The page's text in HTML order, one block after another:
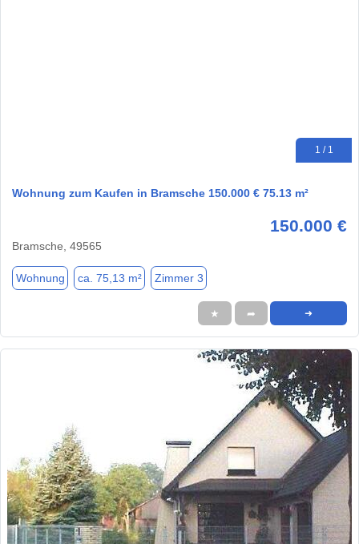
1 / 1
Wohnung zum Kaufen in Bramsche 150.000 € 75.13 m²
150.000 €
Bramsche, 49565
Wohnung ca. 75,13 m² Zimmer 3
★ ➦ ➜